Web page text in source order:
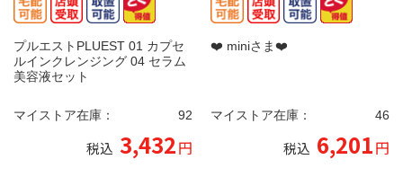
プルエストPLUEST 01 カプセ
ルインクレンジング 04 セラム
美容液セット
マイストア在庫： 92
税込 3,432円
❤️ miniさま❤️
マイストア在庫： 46
税込 6,201円